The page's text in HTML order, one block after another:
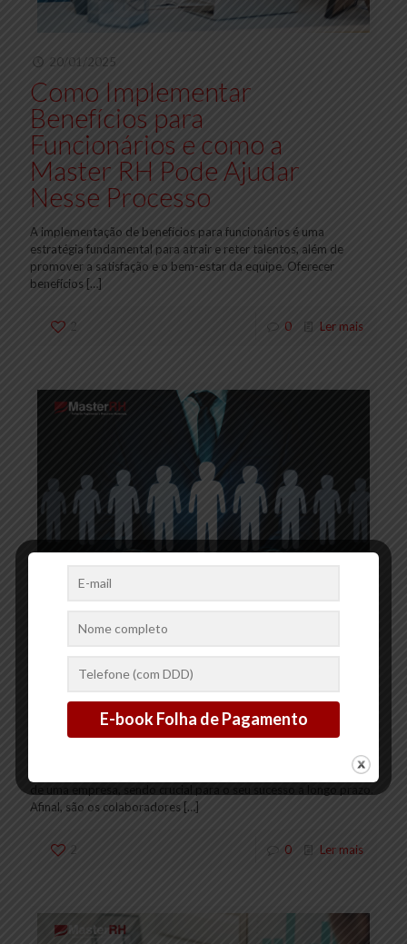
20/01/2025
Como Implementar
Benefícios para
Funcionários e como a
Master RH Pode Ajudar
Nesse Processo
A implementação de benefícios para funcionários é uma
estratégia fundamental para atrair e reter talentos, além de
promover a satisfação e o bem-estar da equipe. Oferecer
benefícios […]
2 0 Ler mais
A Importância da Gestão
de Pessoas para o Sucesso
Empresarial
A gestão de pessoas é uma das áreas mais estratégicas dentro
Afinal, são os colaboradores […]
2 0 Ler mais